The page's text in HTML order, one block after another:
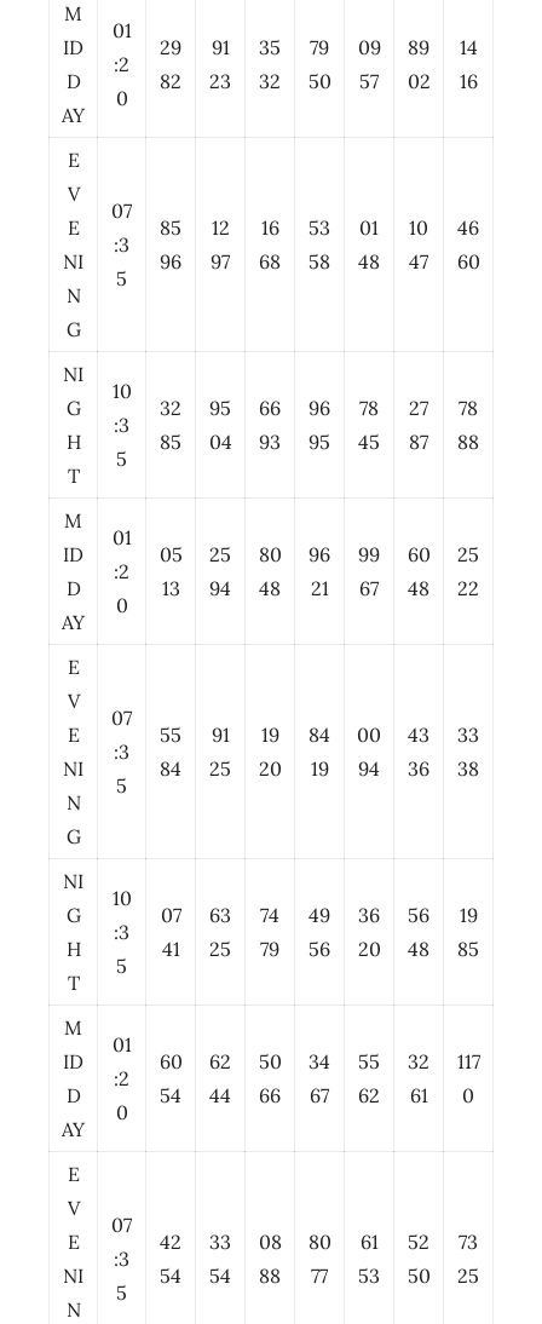
M
ID
D
AY
01
:2
0
29
82
91
23
35
32
79
50
09
57
89
02
14
16
E
V
E
NI
N
G
07
:3
5
85
96
12
97
16
68
53
58
01
48
10
47
46
60
NI
G
H
T
10
:3
5
32
85
95
04
66
93
96
95
78
45
27
87
78
88
M
ID
D
AY
01
:2
0
05
13
25
94
80
48
96
21
99
67
60
48
25
22
E
V
E
NI
N
G
07
:3
5
55
84
91
25
19
20
84
19
00
94
43
36
33
38
NI
G
H
T
10
:3
5
07
41
63
25
74
79
49
56
36
20
56
48
19
85
M
ID
D
AY
01
:2
0
60
54
62
44
50
66
34
67
55
62
32
61
117
0
E
V
E
NI
N
07
:3
5
42
54
33
54
08
88
80
77
61
53
52
50
73
25